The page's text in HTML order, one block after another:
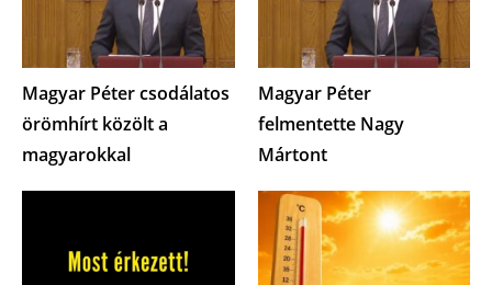
Magyar Péter csodálatos
örömhírt közölt a
magyarokkal
Magyar Péter
felmentette Nagy
Mártont